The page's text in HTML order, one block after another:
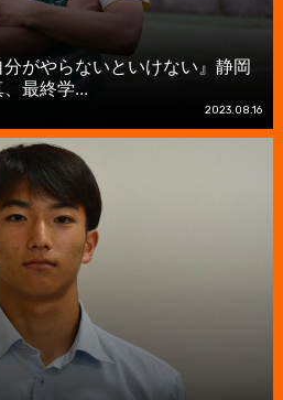
分がやらないといけない』静岡
最終学...
2023.08.16